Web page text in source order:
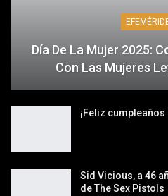
Día De La Mujer 2025:
Con Las Mujeres
¡Feliz cumpleaños
Sid Vicious, a 46
de The Sex Pistols